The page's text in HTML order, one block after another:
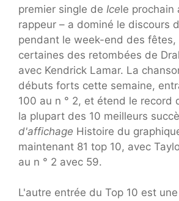
premier single de Icele prochain
rappeur – a dominé le discours
pendant le week-end des fêtes,
certaines des retombées de
avec Kendrick Lamar. La
débuts forts cette semaine,
100 au n ° 2, et étend le record
la plupart des 10 meilleurs
d'affichage Histoire du
maintenant 81 top 10, avec
au n ° 2 avec 59.
L'autre entrée du Top 10 est